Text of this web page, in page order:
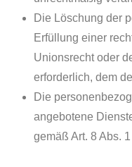
Die Löschung der
Erfüllung einer
Unionsrecht oder
erforderlich, dem
Die
angebotene
gemäß Art. 8 Abs.